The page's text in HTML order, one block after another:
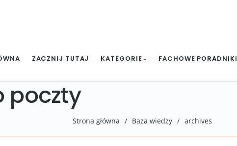
ZACZNIJ TUTAJ KATEGORIE FACHOWE PORADNIKI
poczty
Strona główna / Baza wiedzy / archives